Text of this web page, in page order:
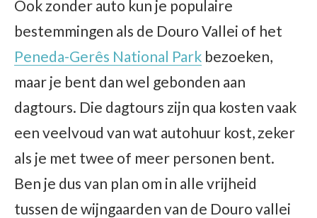
Ook zonder auto kun je populaire
bestemmingen als de Douro Vallei of het
Peneda-Gerês National Park bezoeken,
maar je bent dan wel gebonden aan
dagtours. Die dagtours zijn qua kosten vaak
een veelvoud van wat autohuur kost, zeker
als je met twee of meer personen bent.
Ben je dus van plan om in alle vrijheid
tussen de wijngaarden van de Douro vallei